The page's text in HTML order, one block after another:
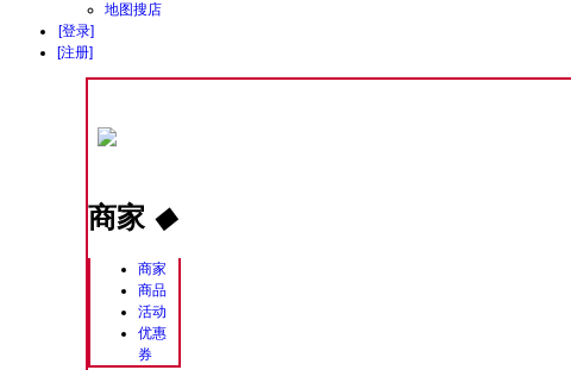
地图搜店
[登录]
[注册]
商家 ◆
商家
商品
活动
优惠
券